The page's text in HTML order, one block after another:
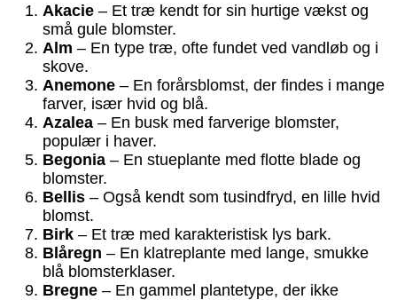
Akacie – Et træ kendt for sin hurtige vækst og
små gule blomster.
Alm – En type træ, ofte fundet ved vandløb og i
skove.
Anemone – En forårsblomst, der findes i mange
farver, især hvid og blå.
Azalea – En busk med farverige blomster,
populær i haver.
Begonia – En stueplante med flotte blade og
blomster.
Bellis – Også kendt som tusindfryd, en lille hvid
blomst.
Birk – Et træ med karakteristisk lys bark.
Blåregn – En klatreplante med lange, smukke
blå blomsterklaser.
Bregne – En gammel plantetype, der ikke